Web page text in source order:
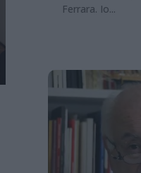
Ferrara. Io...